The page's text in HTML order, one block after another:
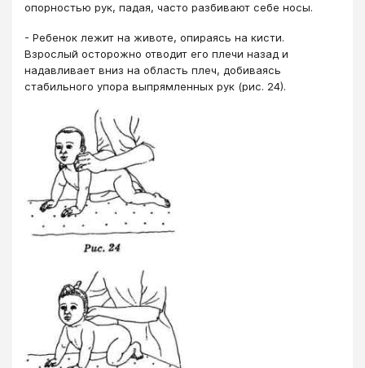
опорностью рук, падая, часто разбивают себе носы.
- Ребенок лежит на животе, опираясь на кисти.
Взрослый осторожно отводит его плечи назад и
надавливает вниз на область плеч, добиваясь
стабильного упора выпрямленных рук (рис. 24).